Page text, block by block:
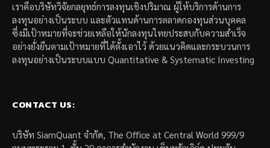
เราคือบริษัทวิจัยกลยุทธ์การลงทุนเชิงปริมาณ ผู้ให้บริการด้านการ
ลงทุนอย่างเป็นระบบ และตัวแทนด้านการตลาดกองทุนส่วนบุคคล
ซึ่งมีเป้าหมายที่จะช่วยเหลือให้นักลงทุนไทยประสบกับความสำเร็จ
อย่างยั่งยืนตามเป้าหมายที่ได้ตั้งเอาไว้ ด้วยแนวคิดและกระบวนการ
ลงทุนอย่างเป็นระบบแบบ Quantitative & Systematic Investing
CONTACT US:
บริษัท SiamQuant จำกัด, The Office at Central World 999/9